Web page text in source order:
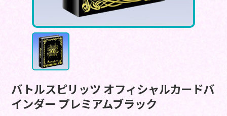
バトルスピリッツ オフィシャルカードバ
インダー プレミアムブラック